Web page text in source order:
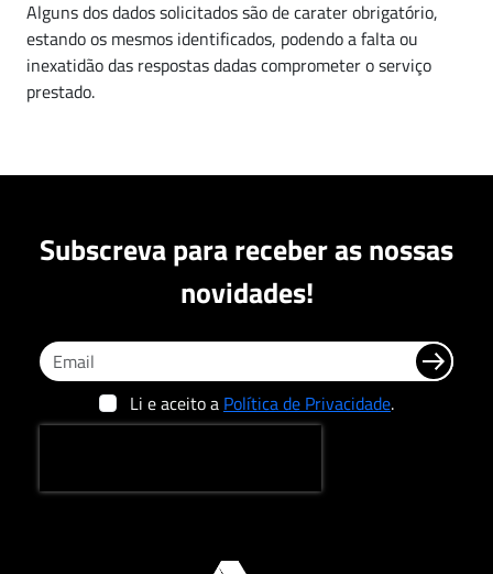
Alguns dos dados solicitados são de carater obrigatório,
estando os mesmos identificados, podendo a falta ou
inexatidão das respostas dadas comprometer o serviço
prestado.
Subscreva para receber as nossas
novidades!
Li e aceito a Política de Privacidade.